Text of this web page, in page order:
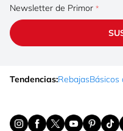
Newsletter de Primor
Tendencias:RebajasBásicos